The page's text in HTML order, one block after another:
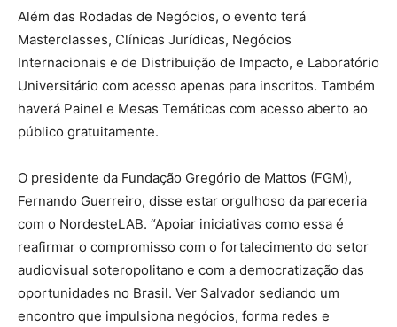
Além das Rodadas de Negócios, o evento terá
Masterclasses, Clínicas Jurídicas, Negócios
Internacionais e de Distribuição de Impacto, e Laboratório
Universitário com acesso apenas para inscritos. Também
haverá Painel e Mesas Temáticas com acesso aberto ao
público gratuitamente.
O presidente da Fundação Gregório de Mattos (FGM),
Fernando Guerreiro, disse estar orgulhoso da pareceria
com o NordesteLAB. “Apoiar iniciativas como essa é
reafirmar o compromisso com o fortalecimento do setor
audiovisual soteropolitano e com a democratização das
oportunidades no Brasil. Ver Salvador sediando um
encontro que impulsiona negócios, forma redes e